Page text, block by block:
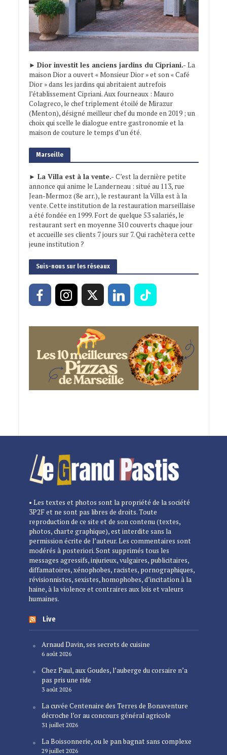
► Dior investit les anciens jardins du Cipriani.- La
maison Dior a ouvert « Monsieur Dior » et son « Café
Dior » dans les jardins qui abritaient autrefois
l’établissement Cipriani. Aux fourneaux : Mauro
Colagreco, le chef triplement étoilé de Mirazur
(Menton), désigné meilleur chef du monde en 2019 ; un
choix qui scelle le dialogue entre gastronomie et la
maison de couture le temps d’un été.
Marseille
► La Villa est à la vente.- C’est la dernière petite
annonce qui anime le Landerneau : situé au 113, rue
Jean-Mermoz (8e arr.), le restaurant la Villa est à la
vente. Cette institution de la restauration marseillaise
a été fondée en 1999. Fort de quelque 53 salariés, le
restaurant sert en moyenne 310 couverts chaque jour
et accueille ses clients 7 jours sur 7. Qui rachètera cette
jeune institution ?
Suis-nous sur les réseaux
• Les textes et photos sont la propriété de la société
3P2F et ne sont pas libres de droits. Toute
reproduction de ce site et de son contenu (textes,
photos, charte graphique), est interdite sans la
permission écrite de l’auteur. Les commentaires sont
modérés à posteriori. Sont supprimés tous les
messages agressifs, injurieux, vulgaires, publicitaires,
diffamatoires, xénophobes, racistes, pornographiques,
révisionnistes, sexistes, homophobes, d’incitation à la
haine, à la violence et contraires aux lois et valeurs
humaines.
Live
Arnaud Davin, ses secrets de cuisine
6 août 2026
Chez Paul, aux Goudes, l’auberge du corsaire n’a
pas pris une ride
3 août 2026
La cuvée Centenaire des Terres de Bonaventure
décroche l’or au concours général agricole
31 juillet 2026
La Boissonnerie, ou le pan bagnat sans complexe
29 juillet 2026